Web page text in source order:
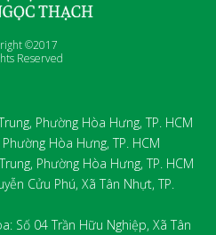
©2017
Reserved
Phường Hòa Hưng, TP. HCM
Hòa Hưng, TP. HCM
Phường Hòa Hưng, TP. HCM
Cửu Phú, Xã Tân Nhựt, TP.
Số 04 Trần Hữu Nghiệp, Xã Tân